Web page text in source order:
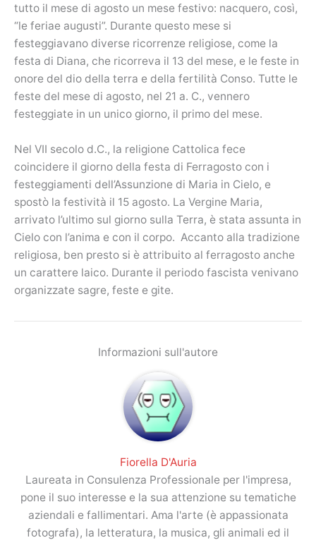
tutto il mese di agosto un mese festivo: nacquero, così,
“le feriae augusti”. Durante questo mese si
festeggiavano diverse ricorrenze religiose, come la
festa di Diana, che ricorreva il 13 del mese, e le feste in
onore del dio della terra e della fertilità Conso. Tutte le
feste del mese di agosto, nel 21 a. C., vennero
festeggiate in un unico giorno, il primo del mese.
Nel VII secolo d.C., la religione Cattolica fece
coincidere il giorno della festa di Ferragosto con i
festeggiamenti dell’Assunzione di Maria in Cielo, e
spostò la festività il 15 agosto. La Vergine Maria,
arrivato l’ultimo sul giorno sulla Terra, è stata assunta in
Cielo con l’anima e con il corpo. Accanto alla tradizione
religiosa, ben presto si è attribuito al ferragosto anche
un carattere laico. Durante il periodo fascista venivano
organizzate sagre, feste e gite.
Informazioni sull'autore
Fiorella D'Auria
Laureata in Consulenza Professionale per l'impresa,
pone il suo interesse e la sua attenzione su tematiche
aziendali e fallimentari. Ama l'arte (è appassionata
fotografa), la letteratura, la musica, gli animali ed il